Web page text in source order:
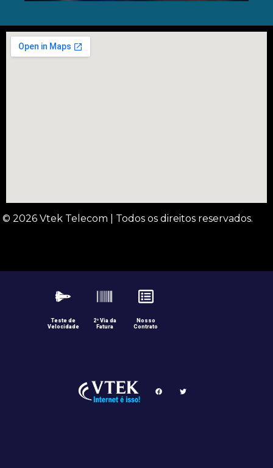
© 2026 Vtek Telecom | Todos os direitos reservados.
Teste de
Velocidade
2ª Via da
Fatura
Nosso
Contrato